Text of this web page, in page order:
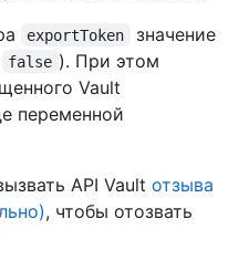
exportToken значение
false ). При этом
Vault
переменной
API Vault отзыва
, чтобы отозвать